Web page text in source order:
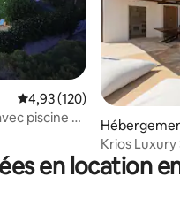
commentaires : 5 sur 5
Évaluation moyenne sur
4,93 (120)
piscine et
Krios Luxury
en location